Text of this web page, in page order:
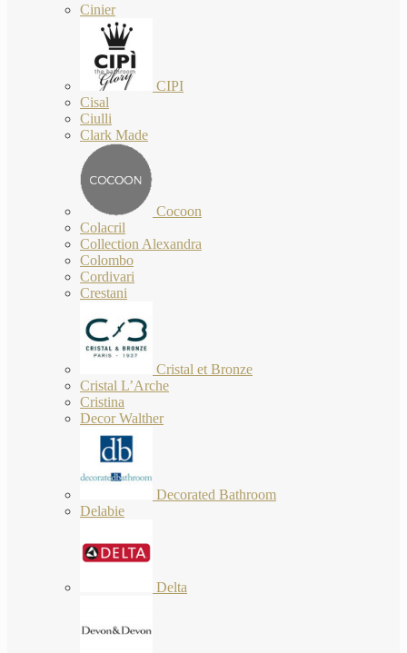
Cinier
CIPI
Cisal
Ciulli
Clark Made
Cocoon
Colacril
Collection Alexandra
Colombo
Cordivari
Crestani
Cristal et Bronze
Cristal L’Arche
Cristina
Decor Walther
Decorated Bathroom
Delabie
Delta